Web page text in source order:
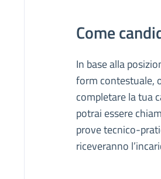
Come
In base alla
form contestuale,
completare la tua
potrai essere
prove tecnico-
riceveranno